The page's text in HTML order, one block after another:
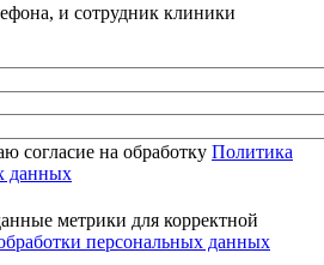
и сотрудник клиники
согласие на обработку Политика
данных
метрики для корректной
персональных данных